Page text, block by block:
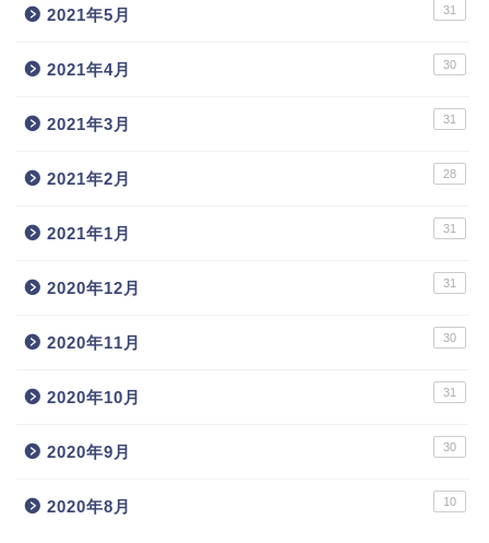
2021年5月 31
2021年4月 30
2021年3月 31
2021年2月 28
2021年1月 31
2020年12月 31
2020年11月 30
2020年10月 31
2020年9月 30
2020年8月 10